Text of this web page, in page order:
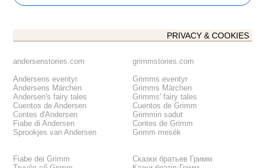
PRIVACY & COOKIES
andersenstories.com
Andersens eventyr
Andersens Märchen
Andersen's fairy tales
Cuentos de Andersen
Contes d'Andersen
Fiabe di Andersen
Sprookjes van Andersen
grimmstories.com
Grimms eventyr
Grimms Märchen
Grimms' fairy tales
Cuentos de Grimm
Grimmin sadut
Contes de Grimm
Grimm mesék
Fiabe dei Grimm
Сказки братьев Гримм